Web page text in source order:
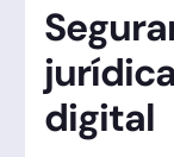
digital